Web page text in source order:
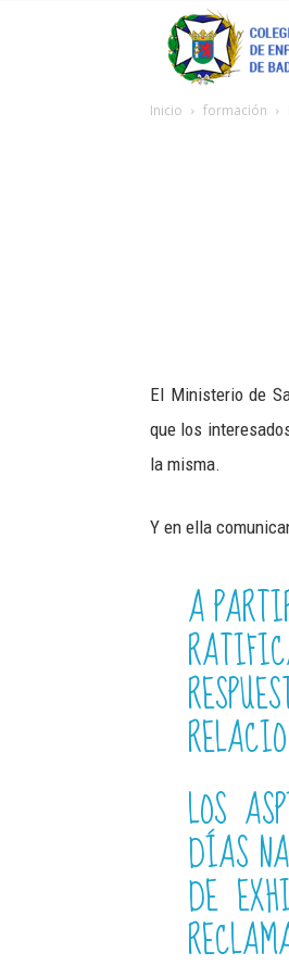
Inicio formación
El Ministerio de
que los
la misma.
Y en ella
A
LOS
DÍAS
DE